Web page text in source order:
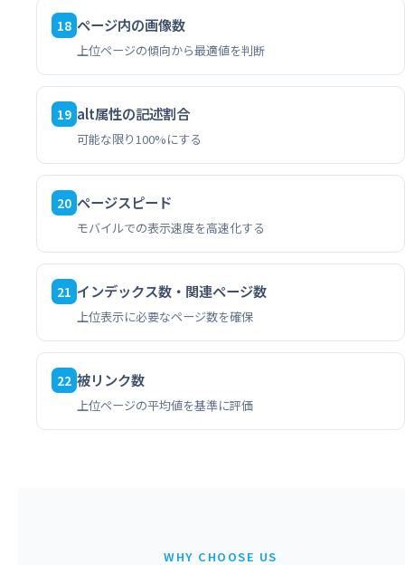
18 ページ内の画像数
上位ページの傾向から最適値を判断
19 alt属性の記述割合
可能な限り100%にする
20 ページスピード
モバイルでの表示速度を高速化する
21 インデックス数・関連ページ数
上位表示に必要なページ数を確保
22 被リンク数
上位ページの平均値を基準に評価
WHY CHOOSE US